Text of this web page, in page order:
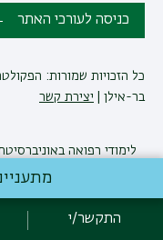
כניסה לעורכי האתר
כל הזכויות שמורות:
בר-אילן | יצירת קשר
לימודי רפואה
אגף תקשוב,
אקדימה בר-אילן
התקשר/י